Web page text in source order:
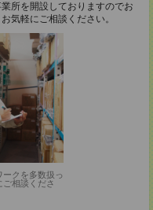
所を開設しておりますのでお
気軽にご相談ください。
ークを多数扱っ
相談くださ